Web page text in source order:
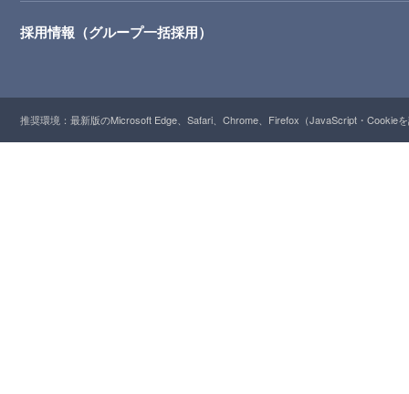
採用情報（グループ一括採用）
推奨環境：最新版のMicrosoft Edge、Safari、Chrome、Firefox（JavaScript・Cookie